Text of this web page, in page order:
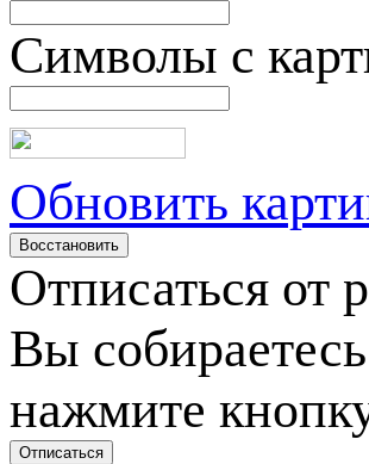
Символы с
Обновить
Отписаться от
Вы
нажмите